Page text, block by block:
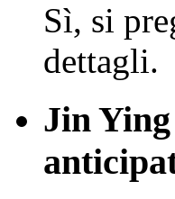
Sì, si
dettagli.
Jin